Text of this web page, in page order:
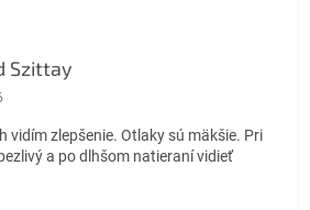
Szittay
obchodu je 5 z 5 hviezdičiek.
vidím zlepšenie. Otlaky sú mäkšie. Pri
a po dlhšom natieraní vidieť